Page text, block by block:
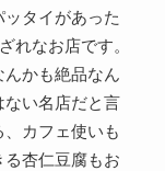
タイがあった
れなお店です。
んかも絶品なん
ない名店だと言
カフェ使いも
杏仁豆腐もお